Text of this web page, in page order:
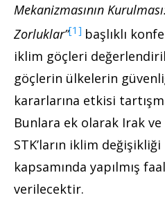
Mekanizmasının
Zorluklar”[1] başlıklı
iklim göçleri
göçlerin ülkelerin
kararlarına etkisi
Bunlara ek olarak Irak ve
STK’ların iklim
kapsamında yapılmış
verilecektir.